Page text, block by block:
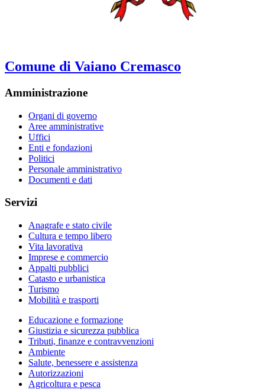
Comune di Vaiano Cremasco
Amministrazione
Organi di governo
Aree amministrative
Uffici
Enti e fondazioni
Politici
Personale amministrativo
Documenti e dati
Servizi
Anagrafe e stato civile
Cultura e tempo libero
Vita lavorativa
Imprese e commercio
Appalti pubblici
Catasto e urbanistica
Turismo
Mobilità e trasporti
Educazione e formazione
Giustizia e sicurezza pubblica
Tributi, finanze e contravvenzioni
Ambiente
Salute, benessere e assistenza
Autorizzazioni
Agricoltura e pesca